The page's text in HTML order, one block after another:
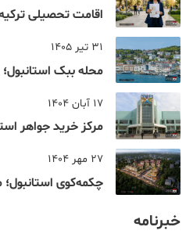
اقامت تحصیلی
31 تیر 1405
محله ببک
17 آبان 1404
مرکز خرید جواهر
27 مهر 1404
چکمه‌کوی استانبول؛
خبرنامه